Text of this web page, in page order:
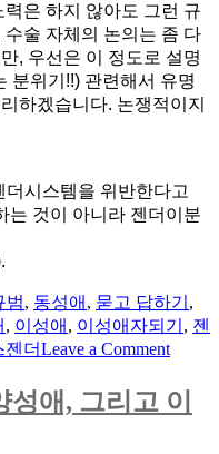
은 하지 않아도 그런 규
술 자체의 논의는 좀 다
, 우선은 이 정도로 설명
분위기!!) 관련해서 유명
하겠습니다. 논쟁적이지
더시스템을 위반한다고
는 것이 아니라 젠더이분
범, 동성애 , 묻고 답하기 ,
, 이성애 , 이성애자되기 , 젠
젠더Leave a Commenton
고
답
애, 그리고 이